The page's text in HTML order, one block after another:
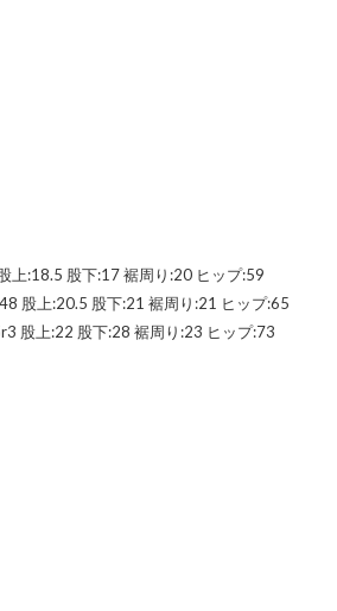
上:18.5 股下:17 裾周り:20 ヒップ:59
股上:20.5 股下:21 裾周り:21 ヒップ:65
股上:22 股下:28 裾周り:23 ヒップ:73